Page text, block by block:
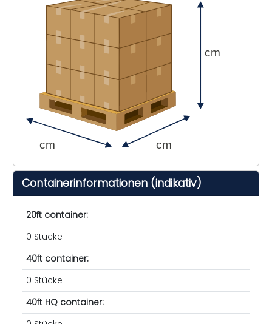
cm cm
cm
Containerinformationen (indikativ)
20ft container:
0 Stücke
40ft container:
0 Stücke
40ft HQ container: